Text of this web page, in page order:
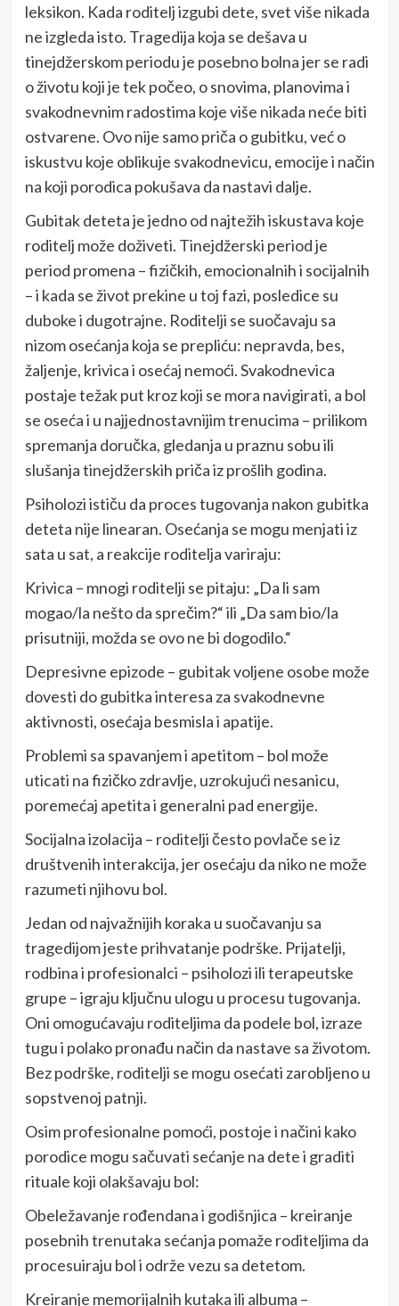
leksikon. Kada roditelj izgubi dete, svet više nikada
ne izgleda isto. Tragedija koja se dešava u
tinejdžerskom periodu je posebno bolna jer se radi
o životu koji je tek počeo, o snovima, planovima i
svakodnevnim radostima koje više nikada neće biti
ostvarene. Ovo nije samo priča o gubitku, već o
iskustvu koje oblikuje svakodnevicu, emocije i način
na koji porodica pokušava da nastavi dalje.
Gubitak deteta je jedno od najtežih iskustava koje
roditelj može doživeti. Tinejdžerski period je
period promena – fizičkih, emocionalnih i socijalnih
– i kada se život prekine u toj fazi, posledice su
duboke i dugotrajne. Roditelji se suočavaju sa
nizom osećanja koja se prepliću: nepravda, bes,
žaljenje, krivica i osećaj nemoći. Svakodnevica
postaje težak put kroz koji se mora navigirati, a bol
se oseća i u najjednostavnijim trenucima – prilikom
spremanja doručka, gledanja u praznu sobu ili
slušanja tinejdžerskih priča iz prošlih godina.
Psiholozi ističu da proces tugovanja nakon gubitka
deteta nije linearan. Osećanja se mogu menjati iz
sata u sat, a reakcije roditelja variraju:
Krivica – mnogi roditelji se pitaju: „Da li sam
mogao/la nešto da sprečim?“ ili „Da sam bio/la
prisutniji, možda se ovo ne bi dogodilo.“
Depresivne epizode – gubitak voljene osobe može
dovesti do gubitka interesa za svakodnevne
aktivnosti, osećaja besmisla i apatije.
Problemi sa spavanjem i apetitom – bol može
uticati na fizičko zdravlje, uzrokujući nesanicu,
poremećaj apetita i generalni pad energije.
Socijalna izolacija – roditelji često povlače se iz
društvenih interakcija, jer osećaju da niko ne može
razumeti njihovu bol.
Jedan od najvažnijih koraka u suočavanju sa
tragedijom jeste prihvatanje podrške. Prijatelji,
rodbina i profesionalci – psiholozi ili terapeutske
grupe – igraju ključnu ulogu u procesu tugovanja.
Oni omogućavaju roditeljima da podele bol, izraze
tugu i polako pronađu način da nastave sa životom.
Bez podrške, roditelji se mogu osećati zarobljeno u
sopstvenoj patnji.
Osim profesionalne pomoći, postoje i načini kako
porodice mogu sačuvati sećanje na dete i graditi
rituale koji olakšavaju bol:
Obeležavanje rođendana i godišnjica – kreiranje
posebnih trenutaka sećanja pomaže roditeljima da
procesuiraju bol i održe vezu sa detetom.
Kreiranje memorijalnih kutaka ili albuma –